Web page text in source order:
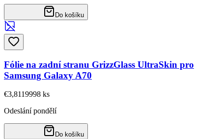
Do košíku
Fólie na zadní stranu GrizzGlass UltraSkin pro
Samsung Galaxy A70
€3,8119998 ks
Odeslání pondělí
Do košíku